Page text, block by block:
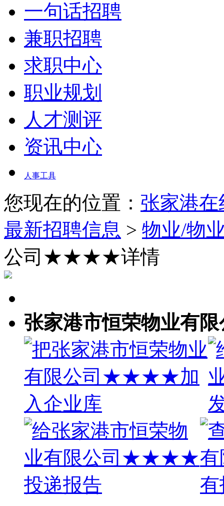
一句话招聘
兼职招聘
求职中心
职业规划
人才测评
资讯中心
人事工具
您现在的位置： 张家港
最新招聘信息 > 物业/物
公司★★★★详情
张家港市恒荣物业